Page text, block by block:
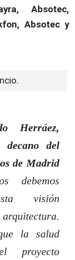
Absotec,
Absotec y
Herráez,
decano del
de Madrid
debemos
visión
la salud
proyecto